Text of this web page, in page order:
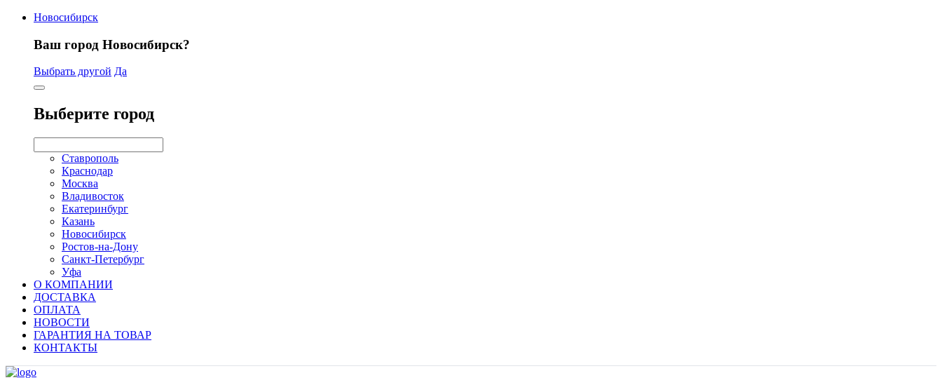
Новосибирск
Ваш город Новосибирск?
Выбрать другой Да
Выберите город
Ставрополь
Краснодар
Москва
Владивосток
Екатеринбург
Казань
Новосибирск
Ростов-на-Дону
Санкт-Петербург
Уфа
О КОМПАНИИ
ДОСТАВКА
ОПЛАТА
НОВОСТИ
ГАРАНТИЯ НА ТОВАР
КОНТАКТЫ